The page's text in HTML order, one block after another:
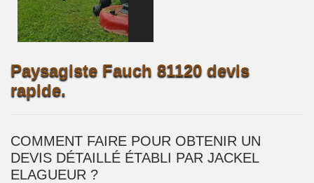
Paysagiste Fauch 81120 devis
rapide.
COMMENT FAIRE POUR OBTENIR UN
DEVIS DÉTAILLÉ ÉTABLI PAR JACKEL
ELAGUEUR ?